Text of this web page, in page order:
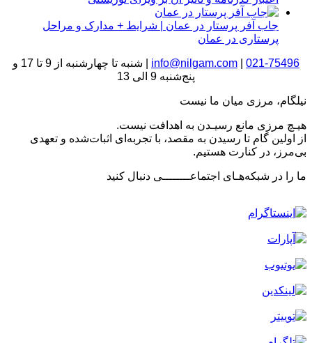
جاب آفر پرستار در عمان | شرایط + مدارک و مراحل
پرستاری در عمان
021-75496
info@nilgam.com
| شنبه تا چهارشنبه از 9 تا 17 و
پنج‌شنبه 9 الی 13
نیلگام، مرزی میان ما نیست
هیـچ مرزی مانع رسیـدن به اهدافت نیست.
از اولین گام تا رسیدن به مقصد، با تجربه‌ای اثبات‌شده و تعهدی
بی‌مرز، در کنارت هستیم.
ما را در شبکه‌هـای اجتماعــــــــی دنبال کنید